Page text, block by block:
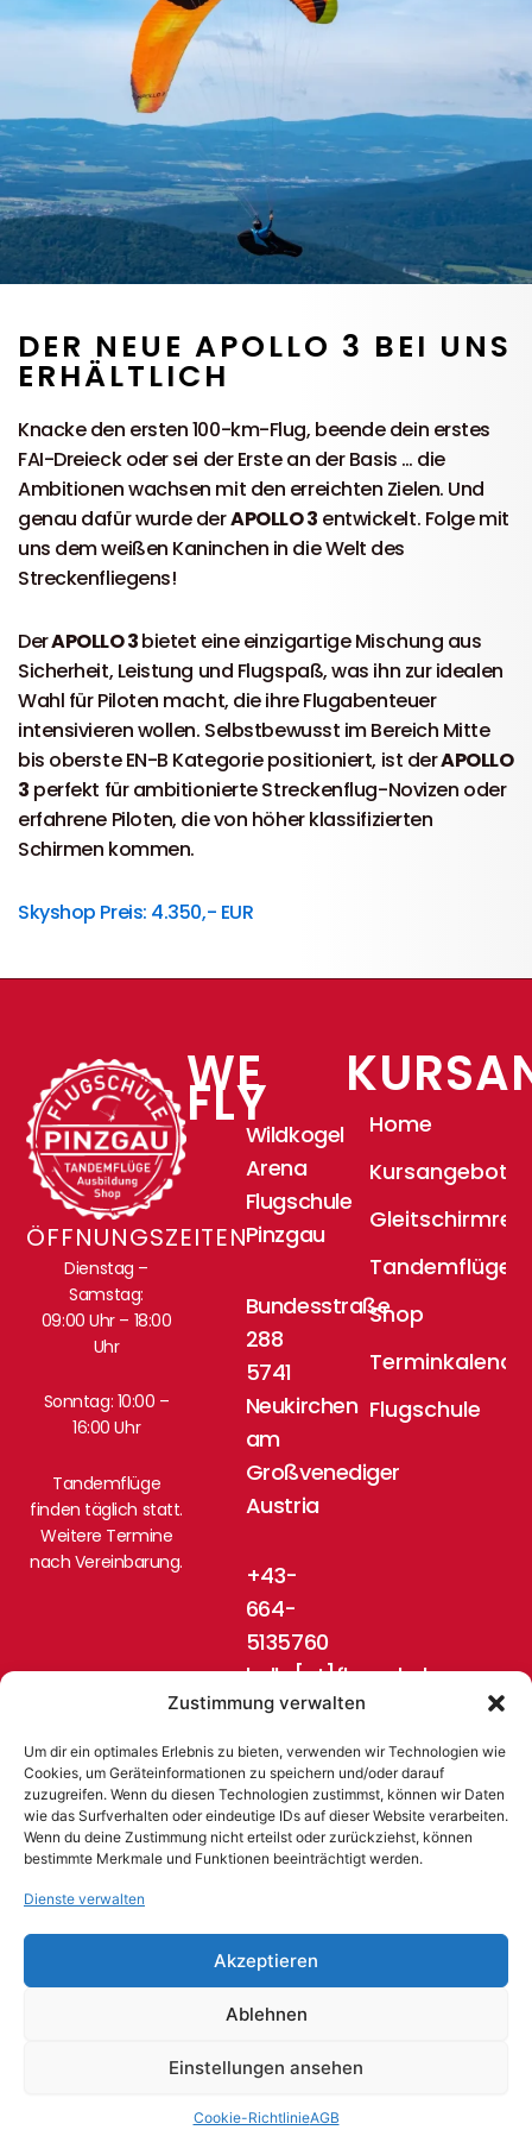
Zustimmung verwalten
Um dir ein optimales Erlebnis zu bieten, verwenden wir Technologien wie
Cookies, um Geräteinformationen zu speichern und/oder darauf
zuzugreifen. Wenn du diesen Technologien zustimmst, können wir Daten
wie das Surfverhalten oder eindeutige IDs auf dieser Website verarbeiten.
Wenn du deine Zustimmung nicht erteilst oder zurückziehst, können
bestimmte Merkmale und Funktionen beeinträchtigt werden.
Dienste verwalten
Akzeptieren
Ablehnen
Einstellungen ansehen
Cookie-RichtlinieAGB
DER NEUE APOLLO 3 BEI UNS
ERHÄLTLICH
Knacke den ersten 100-km-Flug, beende dein erstes
FAI-Dreieck oder sei der Erste an der Basis … die
Ambitionen wachsen mit den erreichten Zielen. Und
genau dafür wurde derAPOLLO 3 entwickelt. Folge mit
uns dem weißen Kaninchen in die Welt des
Streckenfliegens!
DerAPOLLO 3bietet eine einzigartige Mischung aus
Sicherheit, Leistung und Flugspaß, was ihn zur idealen
Wahl für Piloten macht, die ihre Flugabenteuer
intensivieren wollen. Selbstbewusst im Bereich Mitte
bis oberste EN-B Kategorie positioniert, ist derAPOLLO
3 perfekt für ambitionierte Streckenflug-Novizen oder
erfahrene Piloten, die von höher klassifizierten
Schirmen kommen.
Skyshop Preis: 4.350,- EUR
ÖFFNUNGSZEITEN
Dienstag –
Samstag:
09:00 Uhr – 18:00
Uhr
Sonntag: 10:00 –
16:00 Uhr
Tandemflüge
finden täglich statt.
Weitere Termine
nach Vereinbarung.
WE
FLYWildkogel
Arena
Flugschule
Pinzgau
Bundesstraße
288
5741
Neukirchen
am
Großvenediger
Austria
+43-
664-
5135760
hello[at]flugschule-
pinzgau.at
Home
Kursangebote
Tandemflüge
Shop
Flugschule
© 2024 Flugschule Pinzgau, Austria
DatenschutzWiderrufsrecht
ZahlungenBatterieentsorgung
Einstellungen